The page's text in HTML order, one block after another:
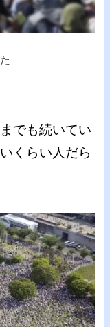
でも続いてい
くらい人だら